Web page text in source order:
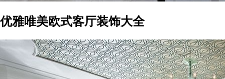
优雅唯美欧式客厅装饰大全